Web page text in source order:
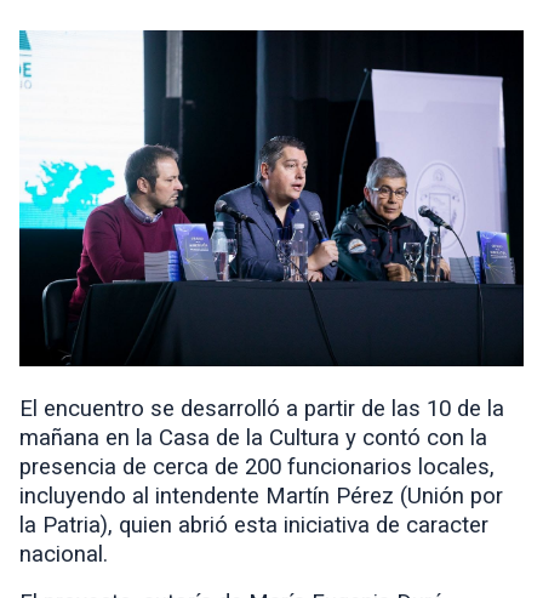
El encuentro se desarrolló a partir de las 10 de la
mañana en la Casa de la Cultura y contó con la
presencia de cerca de 200 funcionarios locales,
incluyendo al intendente Martín Pérez (Unión por
la Patria), quien abrió esta iniciativa de caracter
nacional.